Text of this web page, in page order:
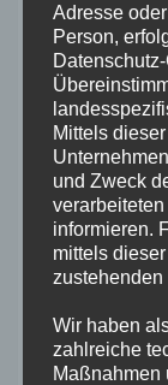
Name*
E-Mail-
Website
Mail-
Browser
Adresse
Person,
Mittels
und Zweck
informieren.
mittels
Wir haben
zahlreiche
Maßnahmen